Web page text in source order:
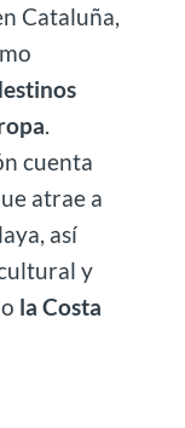
Cataluña,
.
cuenta
atrae a
así
y
la Costa